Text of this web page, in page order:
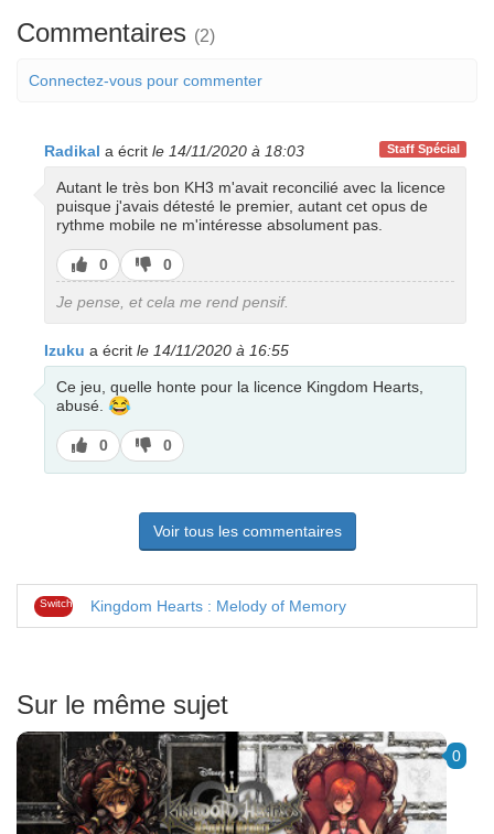
Commentaires (2)
Connectez-vous pour commenter
Staff Spécial
Radikal a écrit le 14/11/2020 à 18:03
Autant le très bon KH3 m'avait reconcilié avec la licence
puisque j'avais détesté le premier, autant cet opus de
rythme mobile ne m'intéresse absolument pas.
J’aime
0
J’aime
pas
0
Je pense, et cela me rend pensif.
Izuku a écrit le 14/11/2020 à 16:55
Ce jeu, quelle honte pour la licence Kingdom Hearts,
abusé. 😂
J’aime
0
J’aime
pas
0
Voir tous les commentaires
Switch Kingdom Hearts : Melody of Memory
Sur le même sujet
0